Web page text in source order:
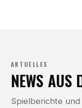
AKTUELLES
NEWS AUS
Spielberichte